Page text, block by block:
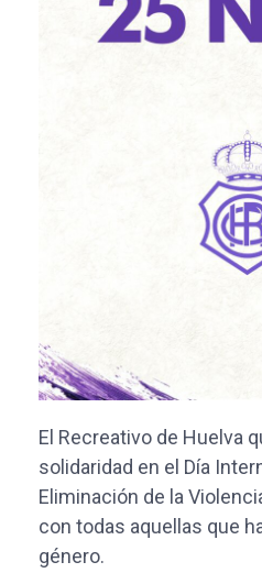
El Recreativo de Huelva
solidaridad en el Día
Eliminación de la
con todas aquellas que
género.